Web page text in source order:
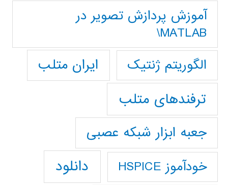
آموزش پردازش تصوير در
MATLAB\
الگوریتم ژنتیک
ایران متلب
ترفندهای متلب
جعبه ابزار شبکه عصبی
خودآموز HSPICE دانلود